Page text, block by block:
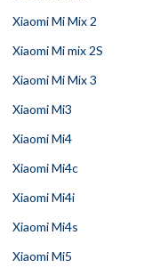
Xiaomi Mi Mix 2
Xiaomi Mi mix 2S
Xiaomi Mi Mix 3
Xiaomi Mi3
Xiaomi Mi4
Xiaomi Mi4c
Xiaomi Mi4i
Xiaomi Mi4s
Xiaomi Mi5